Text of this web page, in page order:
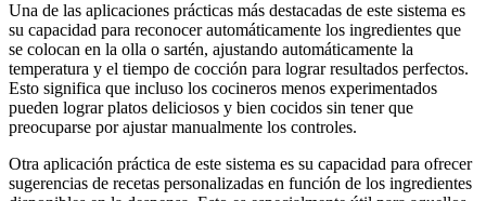
Una de las aplicaciones prácticas más destacadas de este sistema es
su capacidad para reconocer automáticamente los ingredientes que
se colocan en la olla o sartén, ajustando automáticamente la
temperatura y el tiempo de cocción para lograr resultados perfectos.
Esto significa que incluso los cocineros menos experimentados
pueden lograr platos deliciosos y bien cocidos sin tener que
preocuparse por ajustar manualmente los controles.
Otra aplicación práctica de este sistema es su capacidad para ofrecer
sugerencias de recetas personalizadas en función de los ingredientes